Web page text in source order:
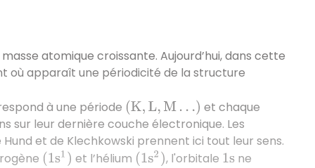
atomique croissante. Aujourd’hui, dans cette
où apparaît une périodicité de la structure
à une période (K,L, M… )
et chaque
sur leur dernière couche électronique. Les
et de Klechkowski prennent ici tout leur sens.
(1s1) et l’hélium (1s2) , l'orbitale 1s ne